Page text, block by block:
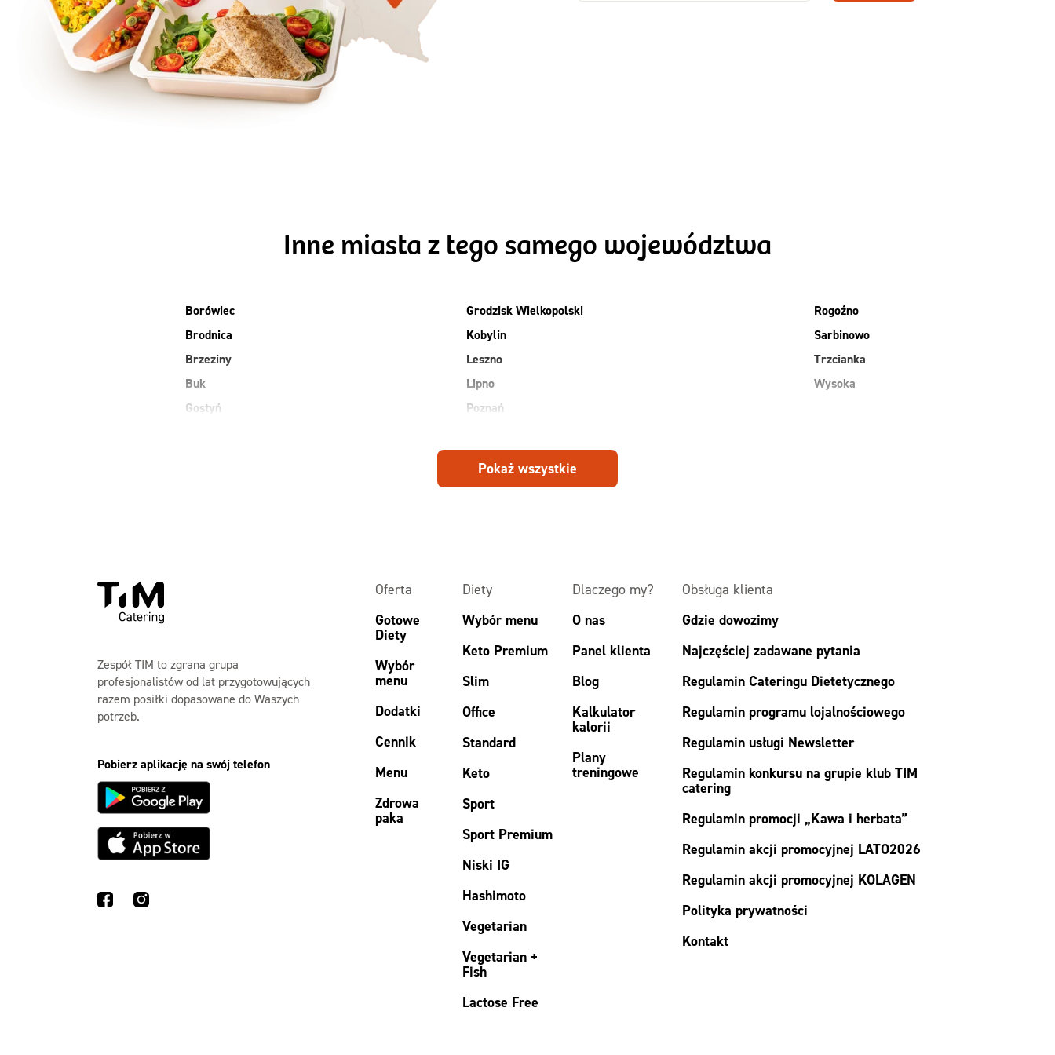
Zamów dietę!
Inne miasta z tego samego województwa
Borówiec
Brodnica
Brzeziny
Buk
Gostyń
Grodzisk Wielkopolski
Kobylin
Leszno
Lipno
Poznań
Rogoźno
Sarbinowo
Trzcianka
Wysoka
Pokaż wszystkie
Zespół TIM to zgrana grupa
profesjonalistów od lat przygotowujących
razem posiłki dopasowane do Waszych
potrzeb.
Pobierz aplikację na swój telefon
Oferta
Gotowe
Diety
Wybór
menu
Dodatki
Cennik
Menu
Zdrowa
paka
Diety
Wybór menu
Keto Premium
Slim
Office
Standard
Keto
Sport
Sport Premium
Niski IG
Hashimoto
Vegetarian
Vegetarian +
Fish
Lactose Free
Dlaczego my?
O nas
Panel klienta
Blog
Kalkulator
kalorii
Plany
treningowe
Obsługa klienta
Gdzie dowozimy
Najczęściej zadawane pytania
Regulamin Cateringu Dietetycznego
Regulamin programu lojalnościowego
Regulamin usługi Newsletter
Regulamin konkursu na grupie klub TIM
catering
Regulamin promocji „Kawa i herbata”
Regulamin akcji promocyjnej LATO2026
Regulamin akcji promocyjnej KOLAGEN
Polityka prywatności
Kontakt